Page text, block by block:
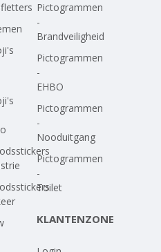
Pictogrammen
-
Brandveiligheid
Pictogrammen
-
EHBO
Pictogrammen
-
Nooduitgang
Pictogrammen
-
Toilet
KLANTENZONE